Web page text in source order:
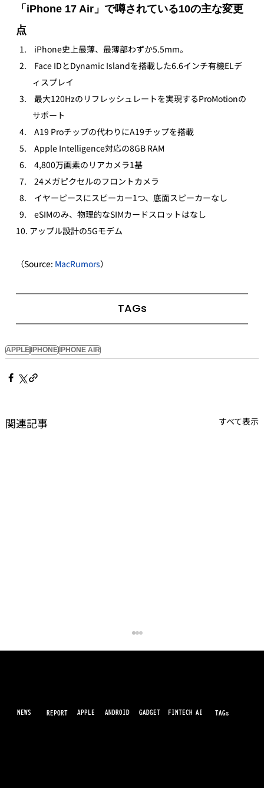
「iPhone 17 Air」で噂されている10の主な変更
点
iPhone史上最薄、最薄部わずか5.5mm。
ィスプレイ
サポート
A19 Proチップの代わりにA19チップを搭載
Apple Intelligence対応の8GB RAM
4,800万画素のリアカメラ1基
24メガピクセルのフロントカメラ
イヤーピースにスピーカー1つ、底面スピーカーなし
eSIMのみ、物理的なSIMカードスロットはなし
10. アップル設計の5Gモデム
（Source: MacRumors）
TAGs
APPLEIPHONEIPHONE AIR
関連記事 すべて表示
NEWS REPORT APPLE ANDROID GADGET FINTECH AI TAGs